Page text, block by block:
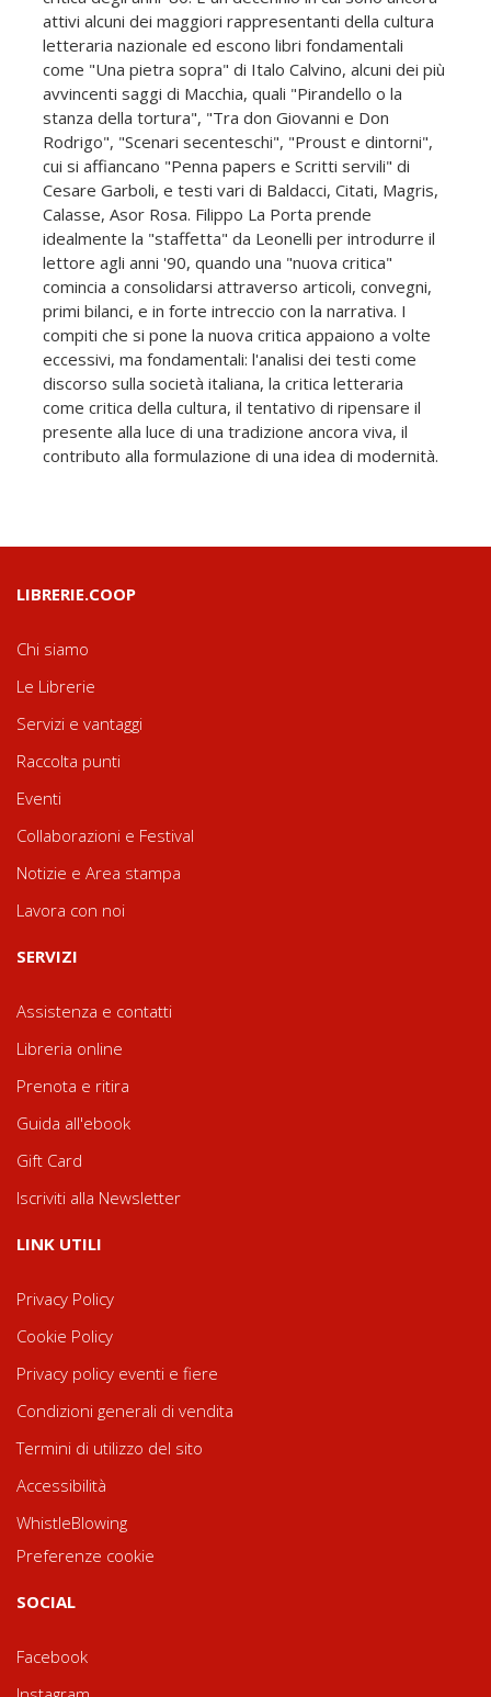
attivi alcuni dei maggiori rappresentanti della cultura
letteraria nazionale ed escono libri fondamentali
come "Una pietra sopra" di Italo Calvino, alcuni dei più
avvincenti saggi di Macchia, quali "Pirandello o la
stanza della tortura", "Tra don Giovanni e Don
Rodrigo", "Scenari secenteschi", "Proust e dintorni",
cui si affiancano "Penna papers e Scritti servili" di
Cesare Garboli, e testi vari di Baldacci, Citati, Magris,
Calasse, Asor Rosa. Filippo La Porta prende
idealmente la "staffetta" da Leonelli per introdurre il
lettore agli anni '90, quando una "nuova critica"
comincia a consolidarsi attraverso articoli, convegni,
primi bilanci, e in forte intreccio con la narrativa. I
compiti che si pone la nuova critica appaiono a volte
eccessivi, ma fondamentali: l'analisi dei testi come
discorso sulla società italiana, la critica letteraria
come critica della cultura, il tentativo di ripensare il
presente alla luce di una tradizione ancora viva, il
contributo alla formulazione di una idea di modernità.
LIBRERIE.COOP
Chi siamo
Le Librerie
Servizi e vantaggi
Raccolta punti
Eventi
Collaborazioni e Festival
Notizie e Area stampa
Lavora con noi
SERVIZI
Assistenza e contatti
Libreria online
Prenota e ritira
Guida all'ebook
Gift Card
Iscriviti alla Newsletter
LINK UTILI
Privacy Policy
Cookie Policy
Privacy policy eventi e fiere
Condizioni generali di vendita
Termini di utilizzo del sito
Accessibilità
WhistleBlowing
Preferenze cookie
SOCIAL
Facebook